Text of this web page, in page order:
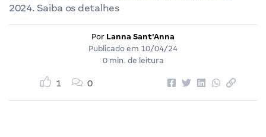
2024. Saiba os detalhes
Por Lanna Sant'Anna
Publicado em 10/04/24
0 min. de leitura
1 0